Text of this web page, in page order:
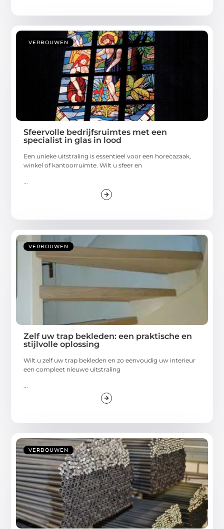
VERBOUWEN
Sfeervolle bedrijfsruimtes met een
specialist in glas in lood
Een unieke uitstraling is essentieel voor een horecazaak,
winkel of kantoorruimte. Wilt u sfeer en
VERBOUWEN
Zelf uw trap bekleden: een praktische en
stijlvolle oplossing
Wilt u zelf uw trap bekleden en zo eenvoudig uw interieur
een compleet nieuwe uitstraling
VERBOUWEN